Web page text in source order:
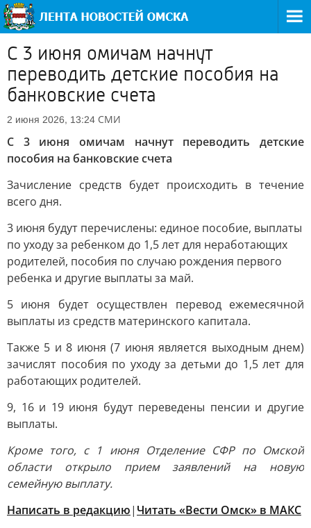
С 3 июня омичам начнут
переводить детские пособия на
банковские счета
2 июня 2026, 13:24 СМИ
С 3 июня омичам начнут переводить детские
пособия на банковские счета
Зачисление средств будет происходить в течение
всего дня.
3 июня будут перечислены: единое пособие, выплаты
по уходу за ребенком до 1,5 лет для неработающих
родителей, пособия по случаю рождения первого
ребенка и другие выплаты за май.
5 июня будет осуществлен перевод ежемесячной
выплаты из средств материнского капитала.
Также 5 и 8 июня (7 июня является выходным днем)
зачислят пособия по уходу за детьми до 1,5 лет для
работающих родителей.
9, 16 и 19 июня будут переведены пенсии и другие
выплаты.
Кроме того, с 1 июня Отделение СФР по Омской
области открыло прием заявлений на новую
семейную выплату.
Написать в редакцию| Читать «Вести Омск» в МАКС